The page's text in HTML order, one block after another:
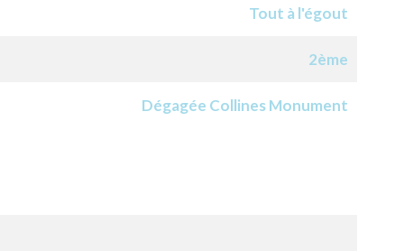
Tout à l'égout
2ème
Dégagée Collines Monument